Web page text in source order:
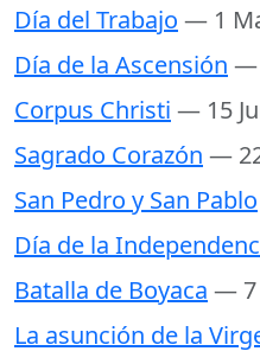
Día del Trabajo — 1
Día de la Ascensión —
Corpus Christi — 15
Sagrado Corazón —
San Pedro y San Pablo
Día de la
Batalla de Boyaca — 7
La asunción de la